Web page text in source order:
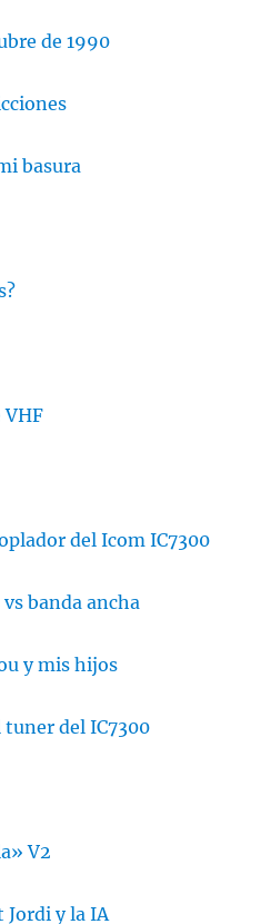
de 1990
basura
del Icom IC7300
banda ancha
y mis hijos
del IC7300
V2
Jordi y la IA